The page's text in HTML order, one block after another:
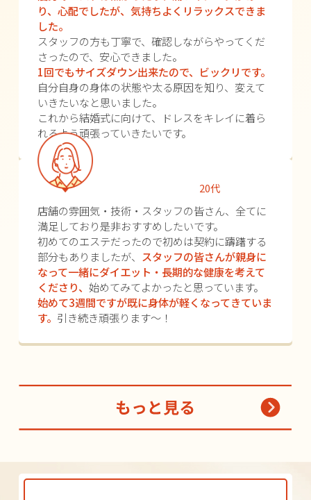
り、心配でしたが、気持ちよくリラックスできま
した。
スタッフの方も丁寧で、確認しながらやってくだ
さったので、安心できました。
1回でもサイズダウン出来たので、ビックリです。
自分自身の身体の状態や太る原因を知り、変えて
いきたいなと思いました。
これから結婚式に向けて、ドレスをキレイに着ら
れるよう頑張っていきたいです。
20代
店舗の雰囲気・技術・スタッフの皆さん、全てに
満足しており是非おすすめしたいです。
初めてのエステだったので初めは契約に躊躇する
部分もありましたが、 スタッフの皆さんが親身に
なって一緒にダイエット・長期的な健康を考えて
くださり、 始めてみてよかったと思っています。
始めて3週間ですが既に身体が軽くなってきていま
す。 引き続き頑張ります～！